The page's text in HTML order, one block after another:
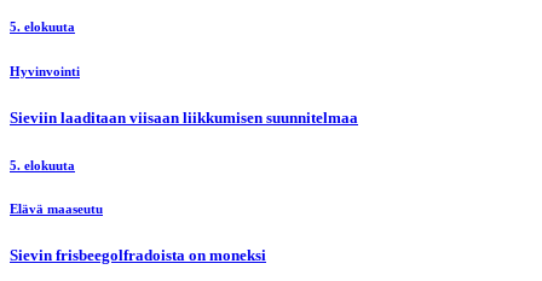
5. elokuuta
Hyvinvointi
Sieviin laaditaan viisaan liikkumisen suunnitelmaa
5. elokuuta
Elävä maaseutu
Sievin frisbeegolfradoista on moneksi